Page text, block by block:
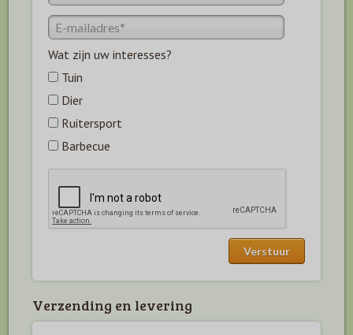
Wat zijn uw interesses?
Tuin
Dier
Ruitersport
Barbecue
Verzending en levering